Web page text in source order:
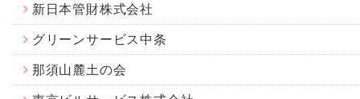
新日本管財株式会社
グリーンサービス中条
那須山麓土の会